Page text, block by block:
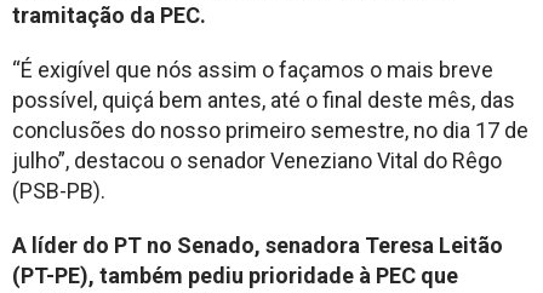
tramitação da PEC.
“É exigível que nós assim o façamos o mais breve
possível, quiçá bem antes, até o final deste mês, das
conclusões do nosso primeiro semestre, no dia 17 de
julho”, destacou o senador Veneziano Vital do Rêgo
(PSB-PB).
A líder do PT no Senado, senadora Teresa Leitão
(PT-PE), também pediu prioridade à PEC que